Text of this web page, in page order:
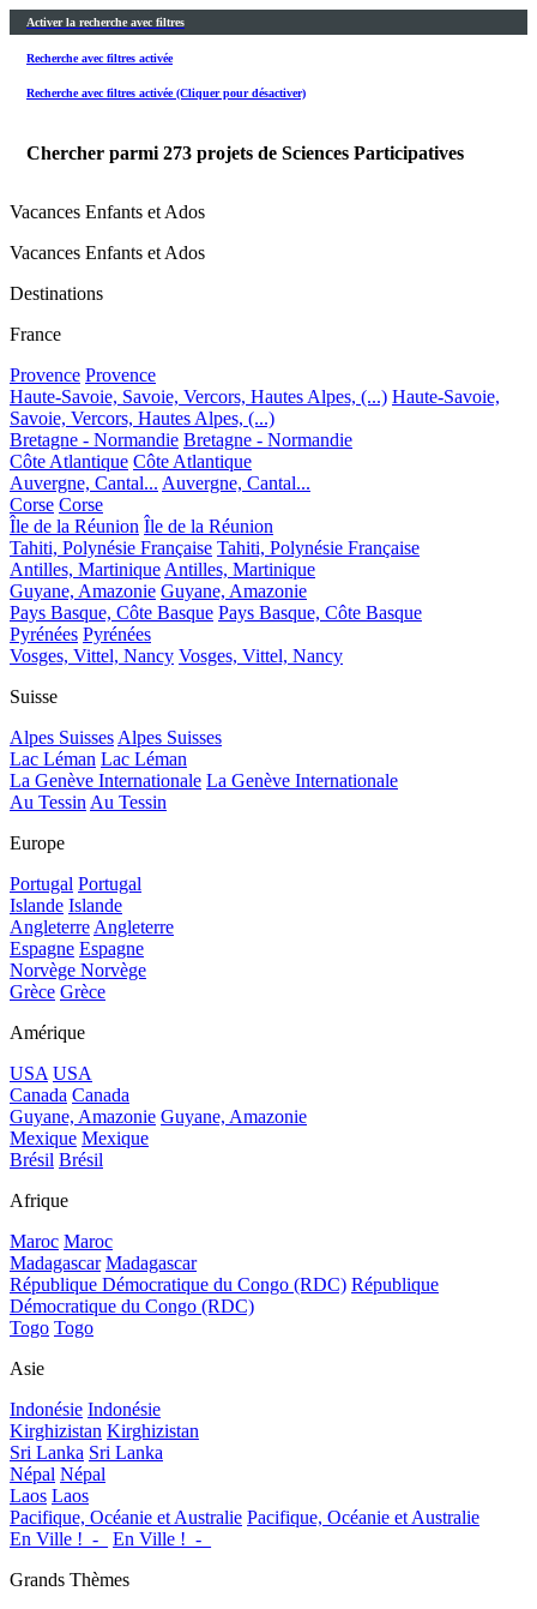
Activer la recherche avec filtres
Recherche avec filtres activée
Recherche avec filtres activée (Cliquer pour désactiver)
Chercher parmi 273 projets de Sciences Participatives
Vacances Enfants et Ados
Vacances Enfants et Ados
Destinations
France
Provence Provence
Haute-Savoie, Savoie, Vercors, Hautes Alpes, (...) Haute-Savoie,
Savoie, Vercors, Hautes Alpes, (...)
Bretagne - Normandie Bretagne - Normandie
Côte Atlantique Côte Atlantique
Auvergne, Cantal... Auvergne, Cantal...
Corse Corse
Île de la Réunion Île de la Réunion
Tahiti, Polynésie Française Tahiti, Polynésie Française
Antilles, MartiniqueAntilles, Martinique
Guyane, Amazonie Guyane, Amazonie
Pays Basque, Côte Basque Pays Basque, Côte Basque
Pyrénées Pyrénées
Vosges, Vittel, Nancy Vosges, Vittel, Nancy
Suisse
Alpes SuissesAlpes Suisses
Lac Léman Lac Léman
La Genève Internationale La Genève Internationale
Au TessinAu Tessin
Europe
Portugal Portugal
Islande Islande
AngleterreAngleterre
Espagne Espagne
Norvège Norvège
Grèce Grèce
Amérique
USA USA
Canada Canada
Guyane, Amazonie Guyane, Amazonie
Mexique Mexique
Brésil Brésil
Afrique
Maroc Maroc
Madagascar Madagascar
République Démocratique du Congo (RDC) République
Démocratique du Congo (RDC)
Togo Togo
Asie
Indonésie Indonésie
Kirghizistan Kirghizistan
Sri Lanka Sri Lanka
Népal Népal
Laos Laos
Pacifique, Océanie et Australie Pacifique, Océanie et Australie
En Ville !_-_
En Ville !_-_
Grands Thèmes